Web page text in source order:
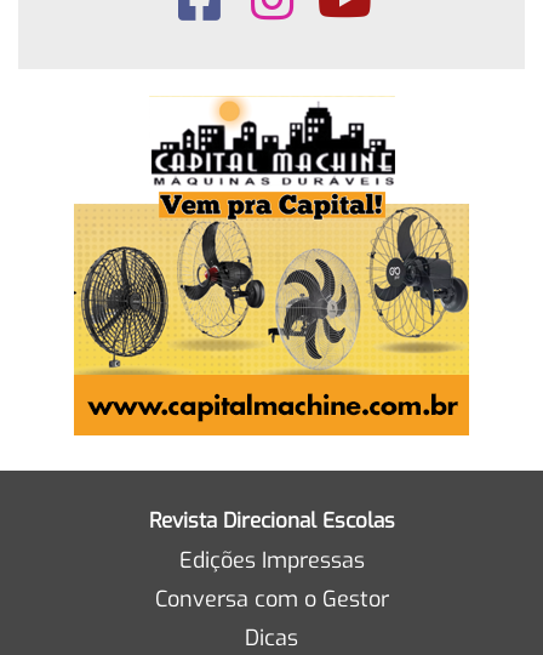
Revista Direcional Escolas
Edições Impressas
Conversa com o Gestor
Dicas